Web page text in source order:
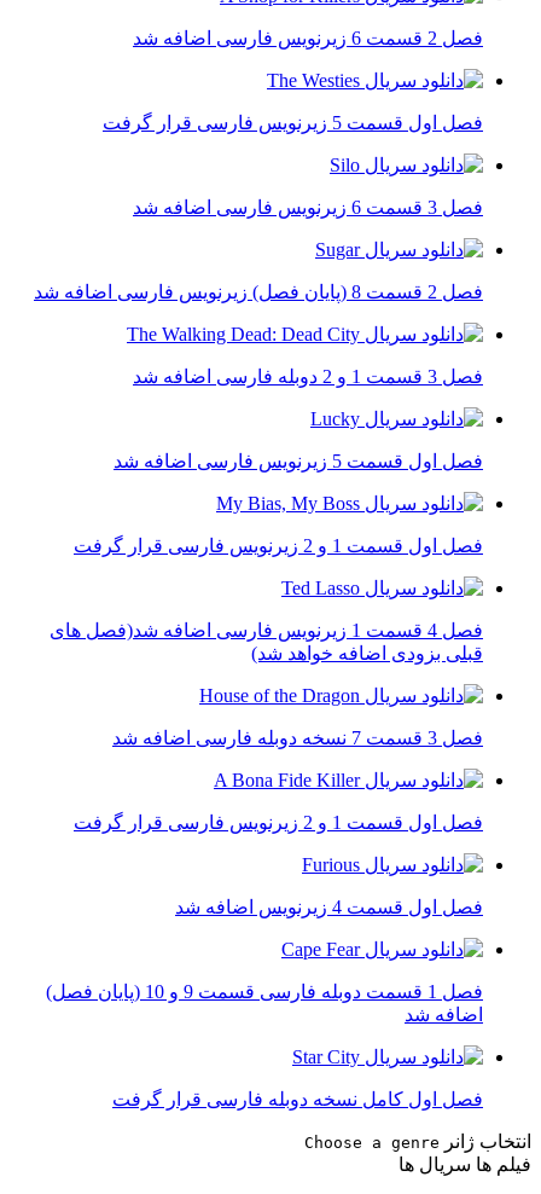
فصل 2 قسمت 6 زیرنویس فارسی اضافه شد
فصل اول قسمت 5 زیرنویس فارسی قرار گرفت
فصل 3 قسمت 6 زیرنویس فارسی اضافه شد
فصل 2 قسمت 8 (پایان فصل) زیرنویس فارسی اضافه شد
فصل 3 قسمت 1 و 2 دوبله فارسی اضافه شد
فصل اول قسمت 5 زیرنویس فارسی اضافه شد
فصل اول قسمت 1 و 2 زیرنویس فارسی قرار گرفت
فصل 4 قسمت 1 زیرنویس فارسی اضافه شد(فصل های
قبلی بزودی اضافه خواهد شد)
فصل 3 قسمت 7 نسخه دوبله فارسی اضافه شد
فصل اول قسمت 1 و 2 زیرنویس فارسی قرار گرفت
فصل اول قسمت 4 زیرنویس اضافه شد
فصل 1 قسمت دوبله فارسی قسمت 9 و 10 (پایان فصل)
اضافه شد
فصل اول کامل نسخه دوبله فارسی قرار گرفت
انتخاب ژانر Choose a genre
فیلم ها سریال ها